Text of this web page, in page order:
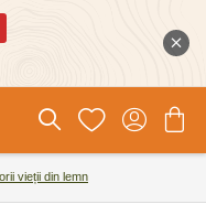
vieții din lemn